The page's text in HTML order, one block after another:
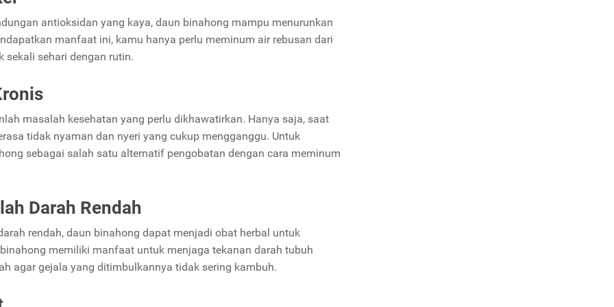
antioksidan yang kaya, daun binahong mampu menurunkan
manfaat ini, kamu hanya perlu meminum air rebusan dari
sekali sehari dengan rutin.
masalah kesehatan yang perlu dikhawatirkan. Hanya saja, saat
tidak nyaman dan nyeri yang cukup mengganggu. Untuk
sebagai salah satu alternatif pengobatan dengan cara meminum
Darah Rendah
rendah, daun binahong dapat menjadi obat herbal untuk
memiliki manfaat untuk menjaga tekanan darah tubuh
agar gejala yang ditimbulkannya tidak sering kambuh.